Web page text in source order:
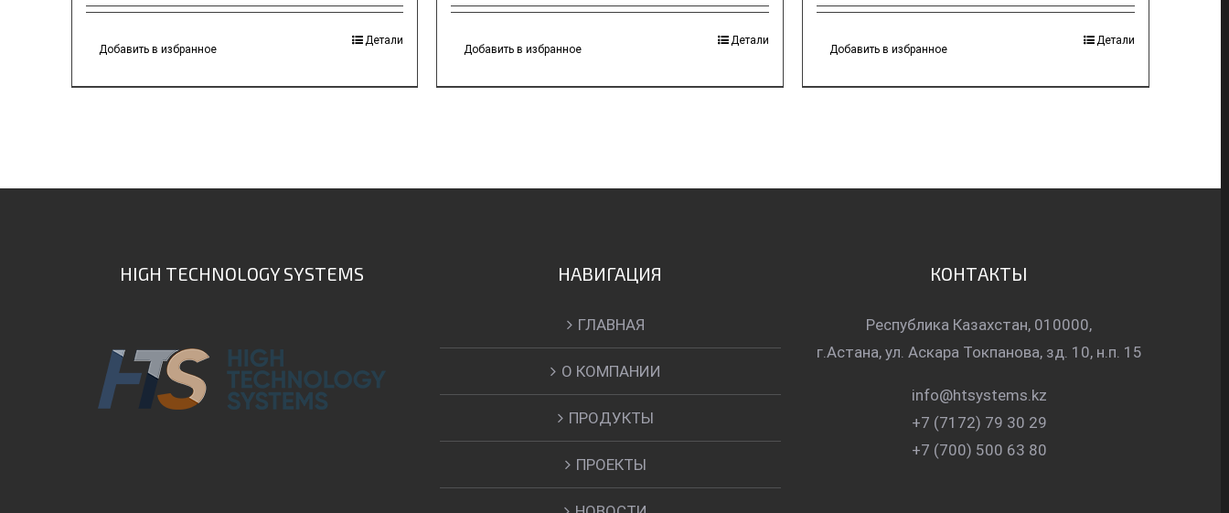
Добавить в избранное
Детали
Добавить в избранное
Детали
Добавить в избранное
Детали
HIGH TECHNOLOGY SYSTEMS НАВИГАЦИЯ
ГЛАВНАЯ
О КОМПАНИИ
ПРОДУКТЫ
ПРОЕКТЫ
КОНТАКТЫ
Республика Казахстан, 010000,
г.Астана, ул. Аскара Токпанова, зд. 10, н.п. 15
info@htsystems.kz
+7 (7172) 79 30 29
+7 (700) 500 63 80